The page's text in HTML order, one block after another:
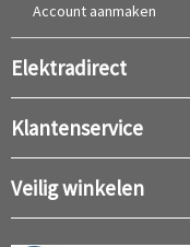
Account aanmaken
Elektradirect
Klantenservice
Veilig winkelen